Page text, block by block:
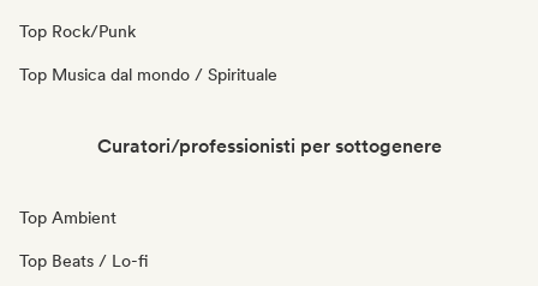
Top Rock/Punk
Top Musica dal mondo / Spirituale
Curatori/professionisti per sottogenere
Top Ambient
Top Beats / Lo-fi